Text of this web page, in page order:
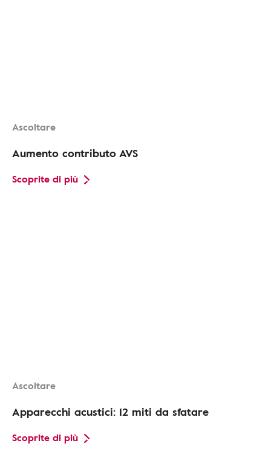
Ascoltare
Aumento contributo AVS
Scoprite di più
Ascoltare
Apparecchi acustici: 12 miti da sfatare
Scoprite di più